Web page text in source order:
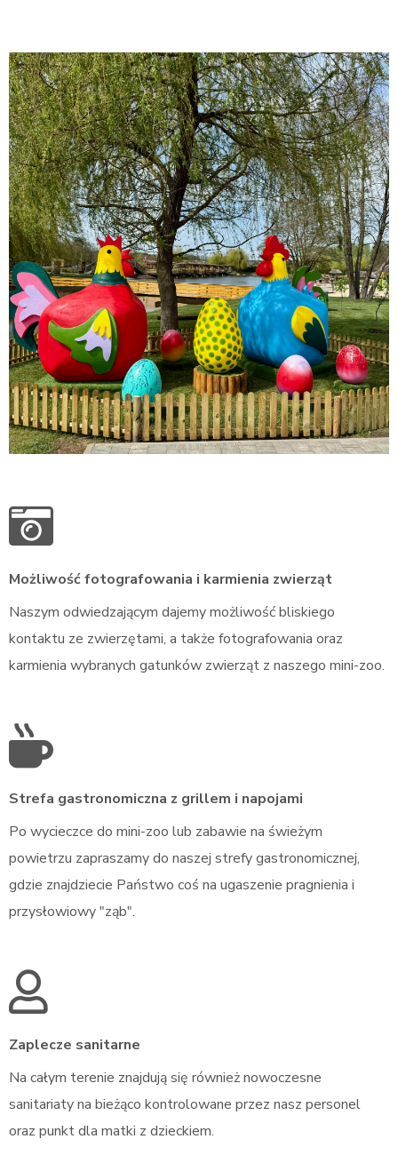
.
.
..
Możliwość fotografowania i karmienia zwierząt
Naszym odwiedzającym dajemy możliwość bliskiego
kontaktu ze zwierzętami, a także fotografowania oraz
karmienia wybranych gatunków zwierząt z naszego mini-zoo.
Strefa gastronomiczna z grillem i napojami
Po wycieczce do mini-zoo lub zabawie na świeżym
powietrzu zapraszamy do naszej strefy gastronomicznej,
gdzie znajdziecie Państwo coś na ugaszenie pragnienia i
przysłowiowy "ząb".
Zaplecze sanitarne
Na całym terenie znajdują się również nowoczesne
sanitariaty na bieżąco kontrolowane przez nasz personel
oraz punkt dla matki z dzieckiem.